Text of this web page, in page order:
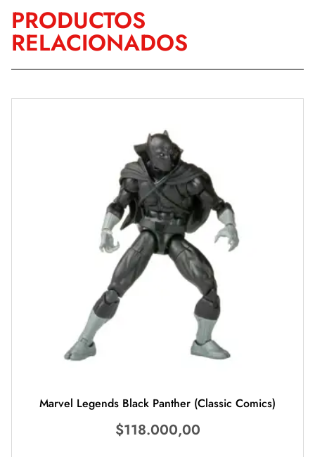
PRODUCTOS
RELACIONADOS
Marvel Legends Black Panther (Classic Comics)
$118.000,00